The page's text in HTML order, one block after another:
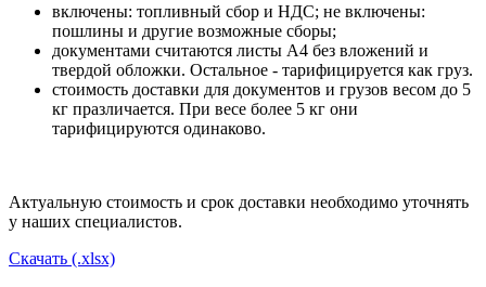
включены: топливный сбор и НДС; не включены:
пошлины и другие возможные сборы;
документами считаются листы А4 без вложений и
твердой обложки. Остальное - тарифицируется как груз.
стоимость доставки для документов и грузов весом до 5
кг празличается. При весе более 5 кг они
тарифицируются одинаково.
Актуальную стоимость и срок доставки необходимо уточнять
у наших специалистов.
Скачать (.xlsx)